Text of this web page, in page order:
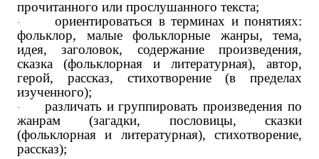
прочитанного или прослушанного текста;
·
ориентироваться в терминах и понятиях:
фольклор, малые фольклорные жанры, тема,
идея, заголовок, содержание произведения,
сказка (фольклорная и литературная), автор,
герой, рассказ, стихотворение (в пределах
изученного);
·
различать и группировать произведения по
жанрам (загадки, пословицы, сказки
(фольклорная и литературная), стихотворение,
рассказ);